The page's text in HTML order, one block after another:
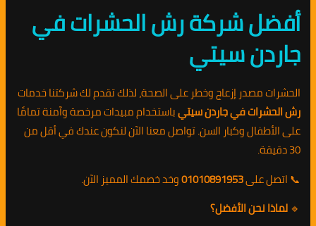
أفضل شركة رش الحشرات في
جاردن سيتي
الحشرات مصدر إزعاج وخطر على الصحة، لذلك تقدم لك شركتنا خدمات
رش الحشرات في جاردن سيتيباستخدام مبيدات مرخصة وآمنة تمامًا
على الأطفال وكبار السن. تواصل معنا الآن لنكون عندك في أقل من
30 دقيقة.
📞 اتصل على01010891953وخد خصمك المميز الآن.
🔹لماذا نحن الأفضل؟